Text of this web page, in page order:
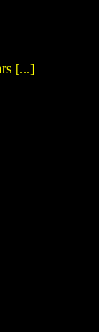
[...]